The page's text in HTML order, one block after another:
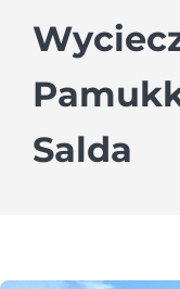
Salda